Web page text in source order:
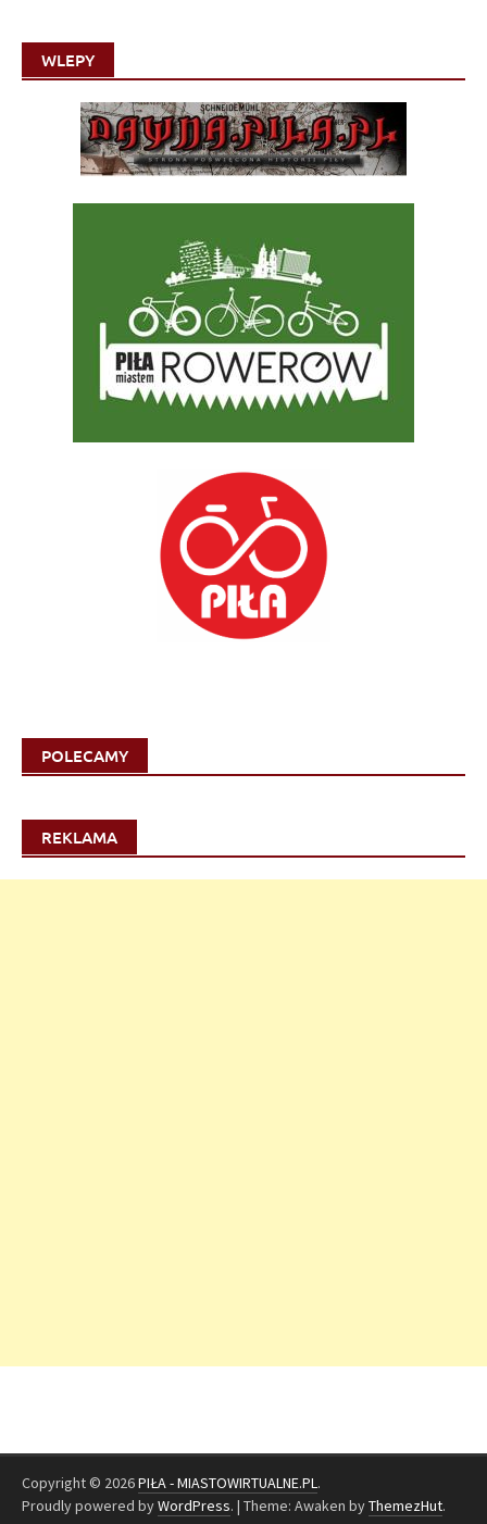
WLEPY
POLECAMY
REKLAMA
Copyright © 2026PIŁA - MIASTOWIRTUALNE.PL.
Proudly powered byWordPress. | Theme: Awaken byThemezHut.